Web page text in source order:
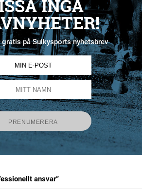
INGA
gratis på Sulkysports nyhetsbrev
ansvar”